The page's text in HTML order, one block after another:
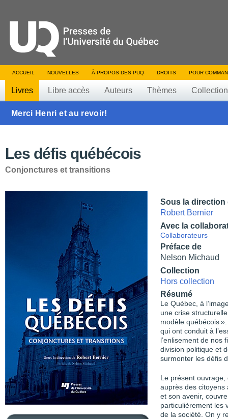
ACCUEIL NOUVELLES À PROPOS DES PUQ DROITS POUR
Livres Libre accès Auteurs Thèmes
Merci Henri et au revoir!
Les défis québécois
Conjonctures et transitions
Sous la direction
Robert Bernier
Avec la
Collaborateurs
Préface de
Nelson Michaud
Collection
Hors collection
Résumé
Le Québec, à
une crise
modèle québécois
qui ont conduit à l’es
l’enlisement de
division politique et
surmonter les défis
Le présent ouvrage,
auprès des citoyens
et son avenir,
particulièrement les
de la société. On y